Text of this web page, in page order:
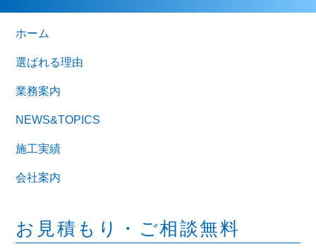
ホーム
選ばれる理由
業務案内
NEWS&TOPICS
施工実績
会社案内
お見積もり・ご相談無料